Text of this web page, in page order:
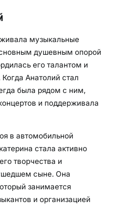
музыкальные
душевным опорой
его талантом и
Анатолий стал
была рядом с ним,
и поддерживала
в автомобильной
стала активно
творчества и
сыне. Она
занимается
и организацией